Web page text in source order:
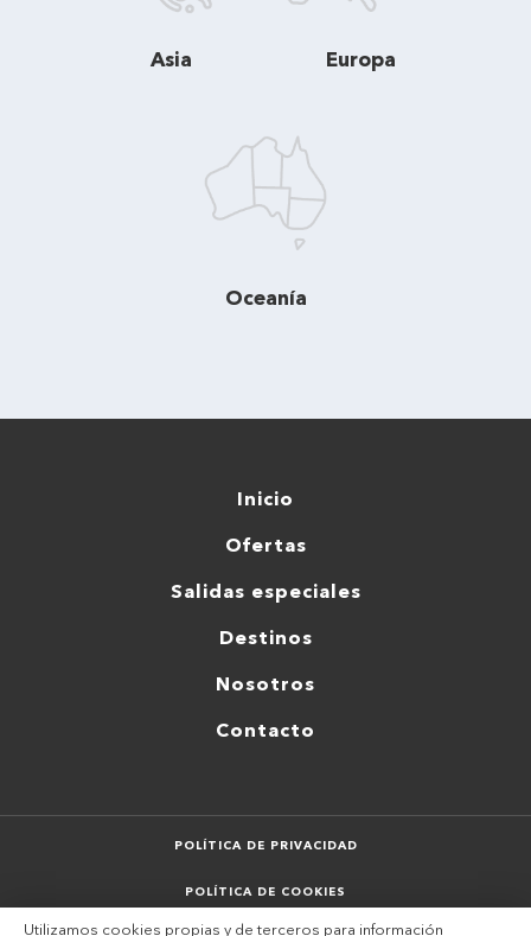
Asia Europa
Oceanía
Inicio
Ofertas
Salidas especiales
Destinos
Nosotros
Contacto
POLÍTICA DE PRIVACIDAD
POLÍTICA DE COOKIES
Utilizamos cookies propias y de terceros para información